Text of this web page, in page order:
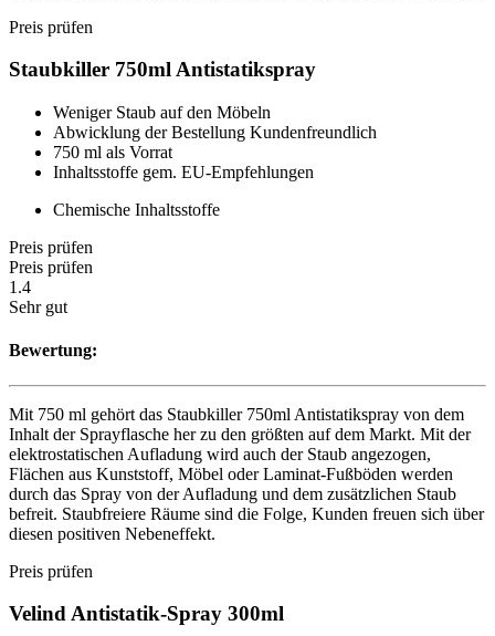
Preis prüfen
Staubkiller 750ml Antistatikspray
Weniger Staub auf den Möbeln
Abwicklung der Bestellung Kundenfreundlich
750 ml als Vorrat
Inhaltsstoffe gem. EU-Empfehlungen
Chemische Inhaltsstoffe
Preis prüfen
Preis prüfen
1.4
Sehr gut
Bewertung:
Mit 750 ml gehört das Staubkiller 750ml Antistatikspray von dem
Inhalt der Sprayflasche her zu den größten auf dem Markt. Mit der
elektrostatischen Aufladung wird auch der Staub angezogen,
Flächen aus Kunststoff, Möbel oder Laminat-Fußböden werden
durch das Spray von der Aufladung und dem zusätzlichen Staub
befreit. Staubfreiere Räume sind die Folge, Kunden freuen sich über
diesen positiven Nebeneffekt.
Preis prüfen
Velind Antistatik-Spray 300ml